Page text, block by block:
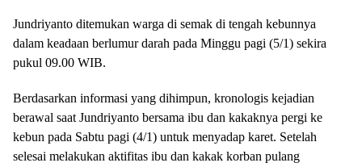
Jundriyanto ditemukan warga di semak di tengah kebunnya
dalam keadaan berlumur darah pada Minggu pagi (5/1) sekira
pukul 09.00 WIB.
Berdasarkan informasi yang dihimpun, kronologis kejadian
berawal saat Jundriyanto bersama ibu dan kakaknya pergi ke
kebun pada Sabtu pagi (4/1) untuk menyadap karet. Setelah
selesai melakukan aktifitas ibu dan kakak korban pulang